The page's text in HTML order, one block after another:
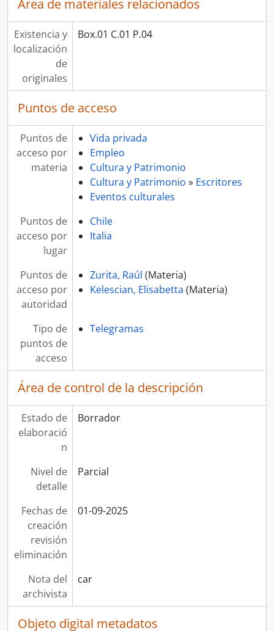
Área de materiales relacionados
Existencia y
localización
de
originales
Box.01 C.01 P.04
Puntos de acceso
Puntos de
acceso por
materia
Vida privada
Empleo
Cultura y Patrimonio
Cultura y Patrimonio » Escritores
Eventos culturales
Puntos de
acceso por
lugar
Chile
Italia
Puntos de
acceso por
autoridad
Zurita, Raúl (Materia)
Kelescian, Elisabetta (Materia)
Tipo de
puntos de
acceso
Telegramas
Área de control de la descripción
Estado de
elaboració
n
Borrador
Nivel de
detalle
Parcial
Fechas de
creación
revisión
eliminación
01-09-2025
Nota del
archivista
car
Objeto digital metadatos